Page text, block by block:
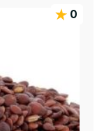
0